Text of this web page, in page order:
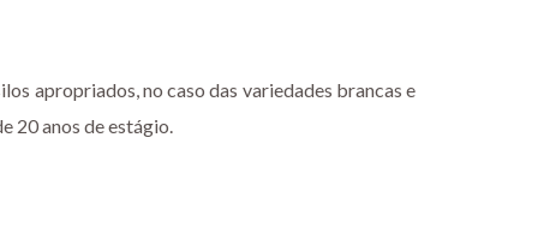
apropriados, no caso das variedades brancas e
20 anos de estágio.